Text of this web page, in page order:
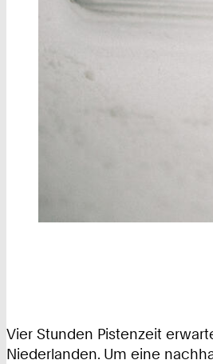
Vier Stunden Pistenzeit
Niederlanden. Um eine